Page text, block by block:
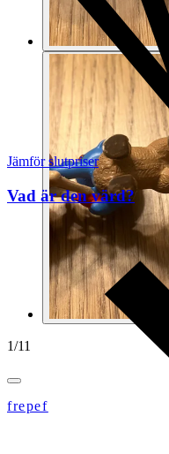
1/11
frepef
Jämför slutpriser
Vad är den värd?